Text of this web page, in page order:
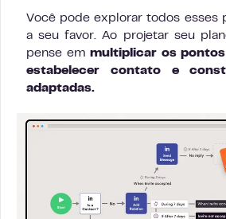
Você pode explorar todos esses
a seu favor. Ao projetar seu
pense emmultiplicar os
estabelecer contato e
adaptadas.